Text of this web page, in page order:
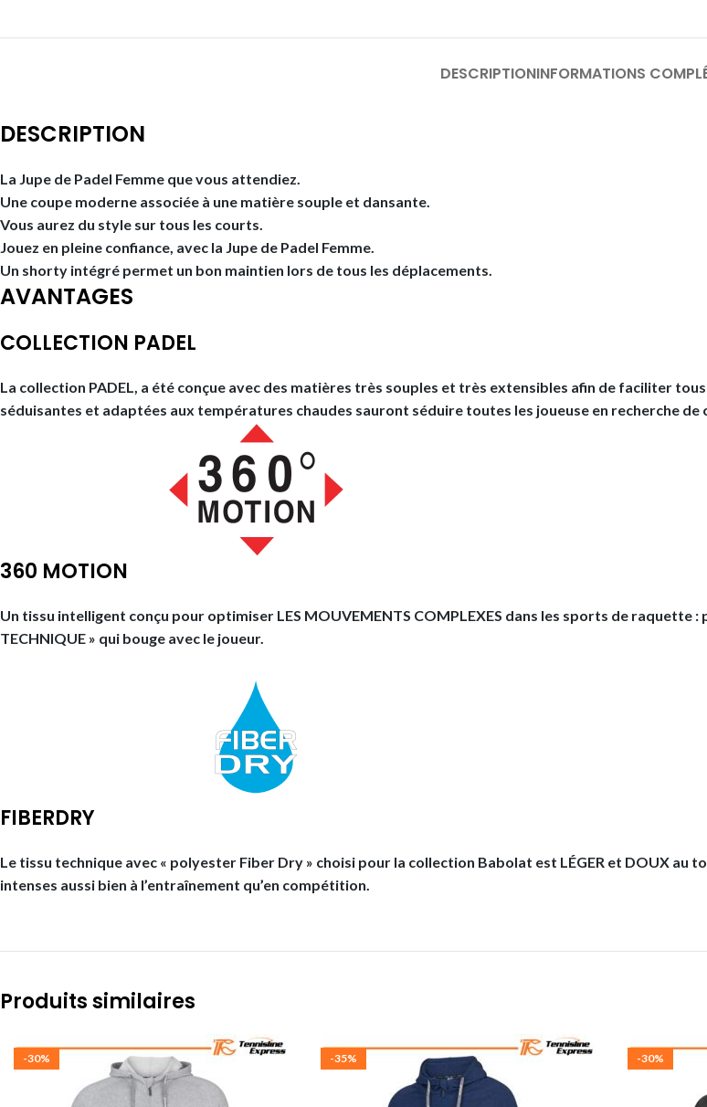
DESCRIPTIONINFORMATIONS
DESCRIPTION
La Jupe de Padel Femme que vous attendiez.
Une coupe moderne associée à une matière souple et dansante.
Vous aurez du style sur tous les courts.
Jouez en pleine confiance, avec la Jupe de Padel Femme.
Un shorty intégré permet un bon maintien lors de tous les déplacements.
AVANTAGES
COLLECTION PADEL
La collection PADEL, a été conçue avec des matières très souples et très extensibles afin de faciliter
séduisantes et adaptées aux températures chaudes sauront séduire toutes les joueuse en recherche de
360 MOTION
Un tissu intelligent conçu pour optimiser LES MOUVEMENTS COMPLEXES dans les sports de raquette :
TECHNIQUE » qui bouge avec le joueur.
FIBERDRY
Le tissu technique avec « polyester Fiber Dry » choisi pour la collection Babolat est LÉGER et DOUX au
intenses aussi bien à l’entraînement qu’en compétition.
Produits similaires
-30% -35% -30%